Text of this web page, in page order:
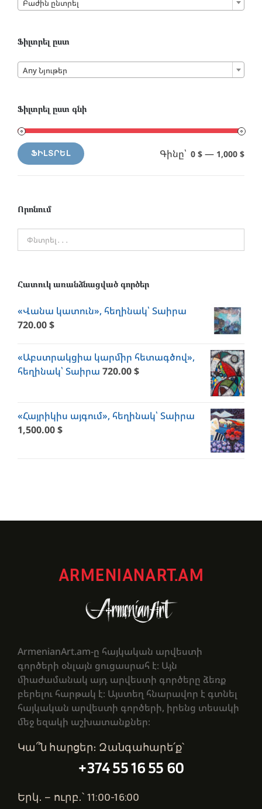
on
Բաժին ընտրել
Ֆիլտրել ըստ
Any Նյութեր
Ֆիլտրել ըստ գնի
Min
MaxՖԻԼՏՐԵԼ Գինը՝ 0 $ — 1,000 $
Որոնում
Հատուկ առանձնացված գործեր
«Վանա կատուն», հեղինակ՝ Տաիրա
720.00$
«Աբստրակցիա կարմիր հետագծով»,
հեղինակ՝ Տաիրա 720.00$
«Հայրիկիս այգում», հեղինակ՝ Տաիրա
1,500.00$
ARMENIANART.AM
ArmenianArt.am-ը հայկական արվեստի
գործերի օնլայն ցուցասրահ է։ Այն
միաժամանակ այդ արվեստի գործերը ձեռք
բերելու հարթակ է։ Այստեղ հնարավոր է գտնել
հայկական արվեստի գործերի, իրենց տեսակի
մեջ եզակի աշխատանքներ։
Կա՞ն հարցեր։ Զանգահարե՛ք՝
+374 55 16 55 60
Երկ․ – ուրբ․՝ 11:00-16:00